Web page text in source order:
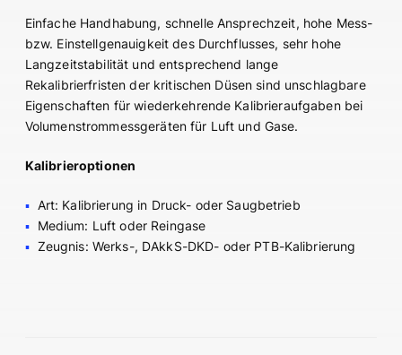
Einfache Handhabung, schnelle Ansprechzeit, hohe Mess-
bzw. Einstellgenauigkeit des Durchflusses, sehr hohe
Langzeitstabilität und entsprechend lange
Rekalibrierfristen der kritischen Düsen sind unschlagbare
Eigenschaften für wiederkehrende Kalibrieraufgaben bei
Volumenstrommessgeräten für Luft und Gase.
Kalibrieroptionen
Art: Kalibrierung in Druck- oder Saugbetrieb
Medium: Luft oder Reingase
Zeugnis: Werks-, DAkkS-DKD- oder PTB-Kalibrierung